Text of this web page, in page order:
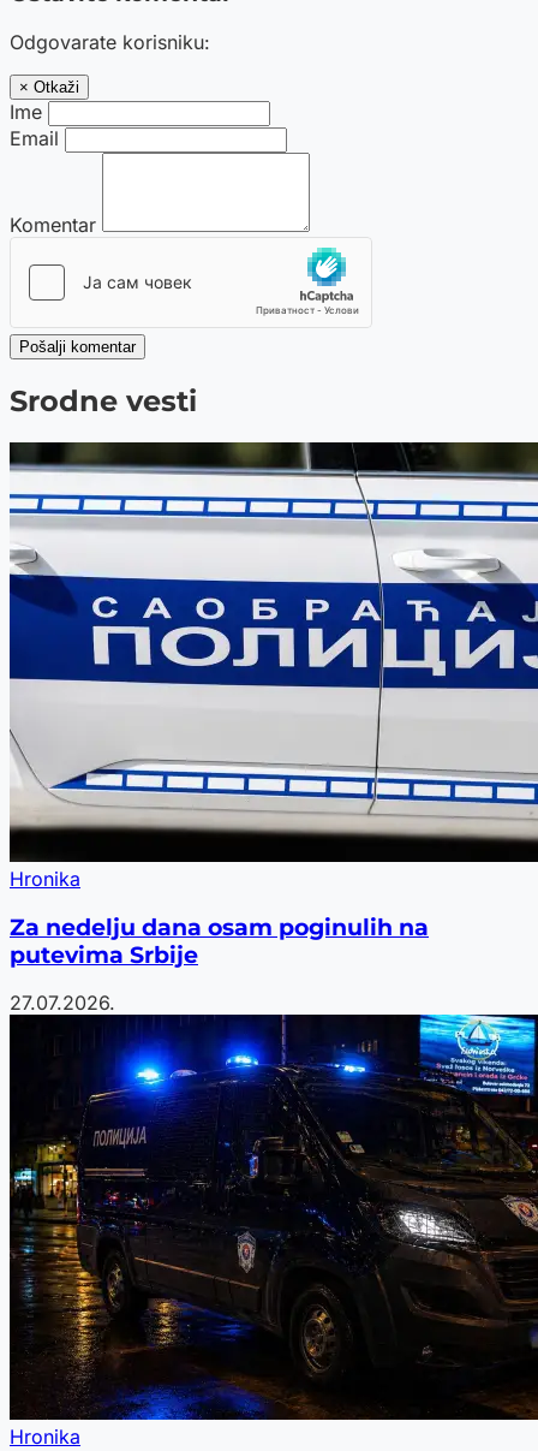
Odgovarate korisniku:
× Otkaži
Ime
Email
Komentar
Pošalji komentar
Srodne vesti
Hronika
Za nedelju dana osam poginulih na
putevima Srbije
27.07.2026.
Hronika